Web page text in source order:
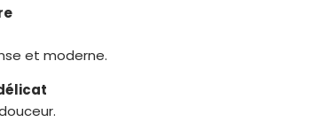
et moderne.